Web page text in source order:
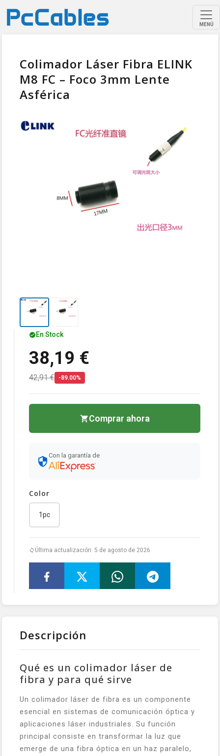
MENÚ
Colimador Láser Fibra ELINK
M8 FC – Foco 3mm Lente
Asférica
En Stock
38,19 €
42,91 € -89.00%
Comprar ahora
Con la garantía de
Color
1pc
Última actualización: 5 de agosto de 2026
Descripción
Qué es un colimador láser de
fibra y para qué sirve
Un colimador láser de fibra es un componente
esencial en sistemas de comunicación óptica y
aplicaciones láser industriales. Su función
principal consiste en transformar la luz que
emerge de una fibra óptica en un haz paralelo,